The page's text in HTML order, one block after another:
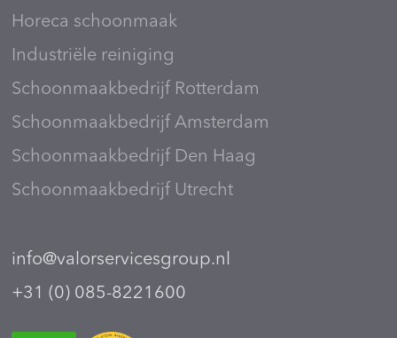
Horeca schoonmaak
Industriële reiniging
Schoonmaakbedrijf Rotterdam
Schoonmaakbedrijf Amsterdam
Schoonmaakbedrijf Den Haag
Schoonmaakbedrijf Utrecht
info@valorservicesgroup.nl
+31 (0) 085-8221600